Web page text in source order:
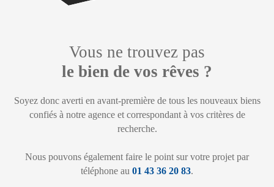
Vous ne trouvez pas
le bien de vos rêves ?
Soyez donc averti en avant-première de tous les nouveaux biens
confiés à notre agence et correspondant à vos critères de
recherche.
Nous pouvons également faire le point sur votre projet par
téléphone au 01 43 36 20 83.